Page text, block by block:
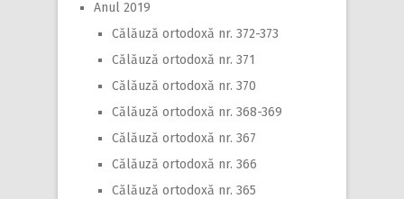
Anul 2019
Călăuză ortodoxă nr. 372-373
Călăuză ortodoxă nr. 371
Călăuză ortodoxă nr. 370
Călăuză ortodoxă nr. 368-369
Călăuză ortodoxă nr. 367
Călăuză ortodoxă nr. 366
Călăuză ortodoxă nr. 365